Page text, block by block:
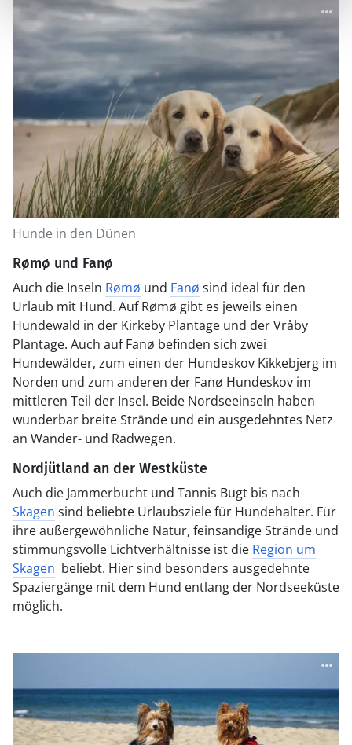
Hunde in den Dünen
Rømø und Fanø
Auch die Inseln Rømø und Fanø sind ideal für den
Urlaub mit Hund. Auf Rømø gibt es jeweils einen
Hundewald in der Kirkeby Plantage und der Vråby
Plantage. Auch auf Fanø befinden sich zwei
Hundewälder, zum einen der Hundeskov Kikkebjerg im
Norden und zum anderen der Fanø Hundeskov im
mittleren Teil der Insel. Beide Nordseeinseln haben
wunderbar breite Strände und ein ausgedehntes Netz
an Wander- und Radwegen.
Nordjütland an der Westküste
Auch die Jammerbucht und Tannis Bugt bis nach
Skagen sind beliebte Urlaubsziele für Hundehalter. Für
ihre außergewöhnliche Natur, feinsandige Strände und
stimmungsvolle Lichtverhältnisse ist die Region um
Skagen beliebt. Hier sind besonders ausgedehnte
Spaziergänge mit dem Hund entlang der Nordseeküste
möglich.